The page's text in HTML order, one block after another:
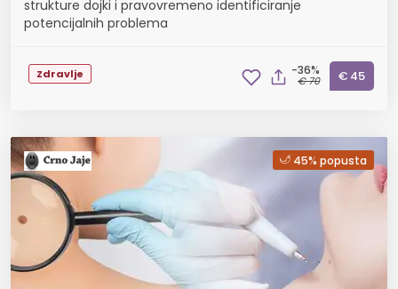
strukture dojki i pravovremeno identificiranje
potencijalnih problema
Zdravlje -36%
€ 70 € 45
45% popusta